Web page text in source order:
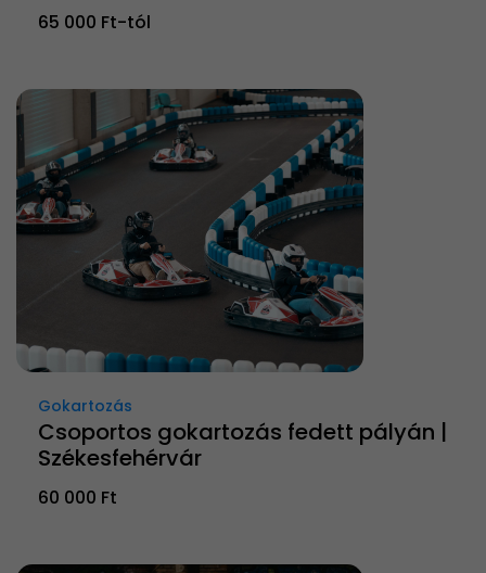
65 000 Ft-tól
Gokartozás
Csoportos gokartozás fedett pályán |
Székesfehérvár
60 000 Ft